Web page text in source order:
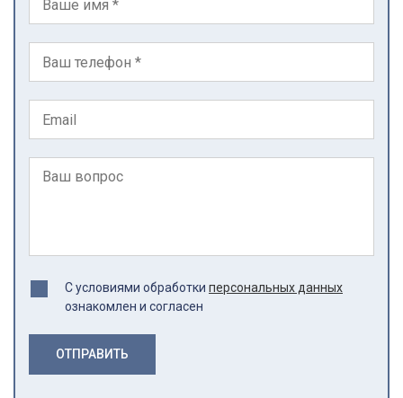
С условиями обработки персональных данных
ознакомлен и согласен
ОТПРАВИТЬ